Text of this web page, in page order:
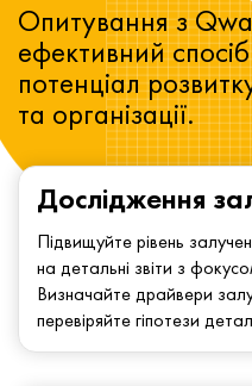
Дослідження
Підвищуйте рівень
на детальні звіти з
Визначайте драйвери
перевіряйте гіпотези
Опитування з
ефективний
потенціал
та організації.